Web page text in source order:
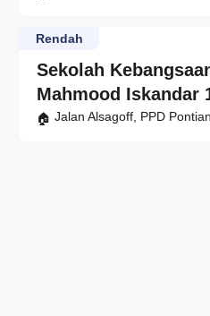
Sekolah
Mahmood Iskandar
Rendah
Jalan Alsagoff, PPD